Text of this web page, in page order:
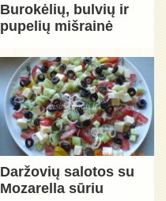
Burokėlių, bulvių ir
pupelių mišrainė
Daržovių salotos su
Mozarella sūriu